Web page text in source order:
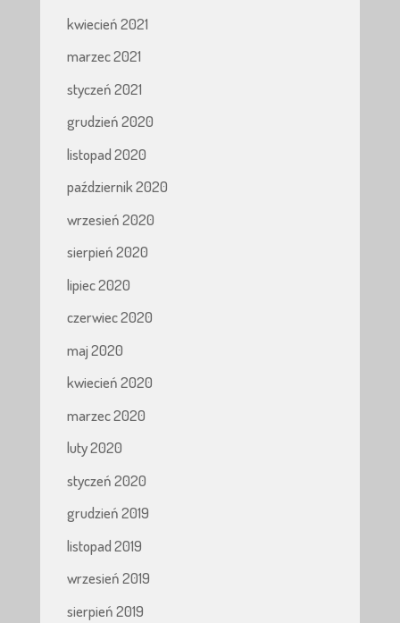
kwiecień 2021
marzec 2021
styczeń 2021
grudzień 2020
listopad 2020
październik 2020
wrzesień 2020
sierpień 2020
lipiec 2020
czerwiec 2020
maj 2020
kwiecień 2020
marzec 2020
luty 2020
styczeń 2020
grudzień 2019
listopad 2019
wrzesień 2019
sierpień 2019